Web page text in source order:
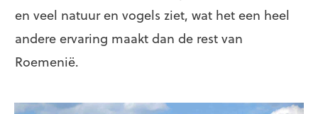
en veel natuur en vogels ziet, wat het een heel
andere ervaring maakt dan de rest van
Roemenië.